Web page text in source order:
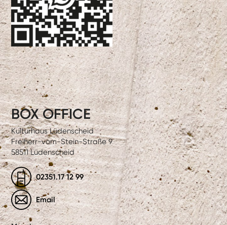
BOX OFFICE
Kulturhaus Lüdenscheid
Freiherr-vom-Stein-Straße 9
58511 Lüdenscheid
02351.17 12 99
Email